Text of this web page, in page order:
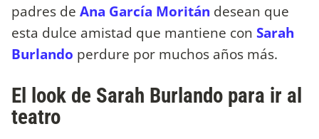
padres de Ana García Moritán​ desean que
esta dulce amistad que mantiene con Sarah
Burlando perdure por muchos años más.
El look de Sarah Burlando para ir al
teatro